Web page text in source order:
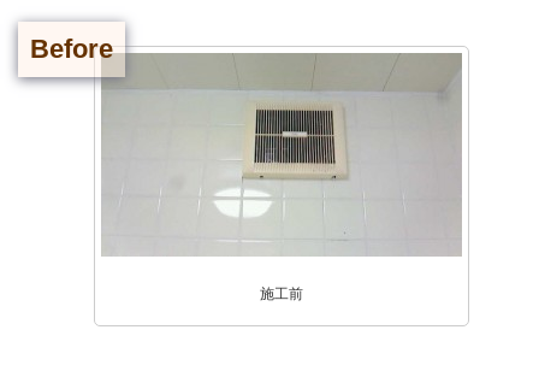
Before
施工前